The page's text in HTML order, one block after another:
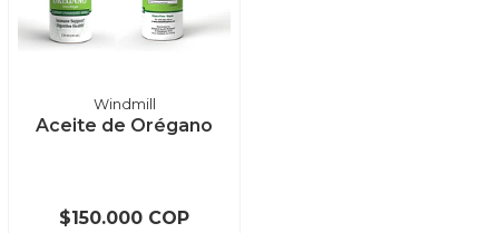
Windmill
Aceite de Orégano
$150.000 COP